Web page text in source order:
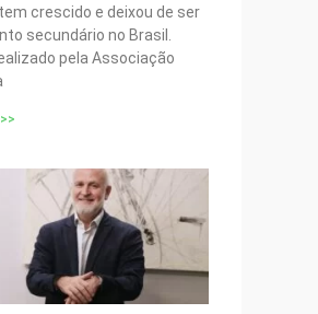
crescido e deixou de ser
secundário no Brasil.
pela Associação